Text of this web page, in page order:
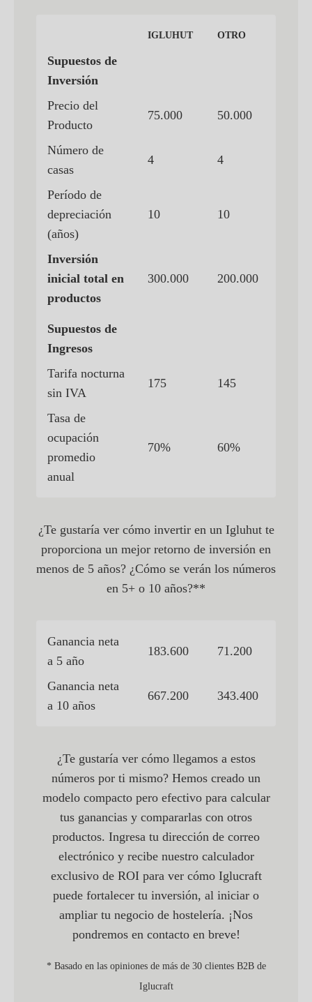
IGLUHUT OTRO
Supuestos de
Inversión
Precio del
Producto
75.000 50.000
Número de
casas
4 4
Período de
depreciación
(años)
10 10
Inversión
inicial total en
productos
300.000 200.000
Supuestos de
Ingresos
Tarifa nocturna
sin IVA
175 145
Tasa de
ocupación
promedio
anual
70% 60%
¿Te gustaría ver cómo invertir en un Igluhut te
proporciona un mejor retorno de inversión en
menos de 5 años? ¿Cómo se verán los números
en 5+ o 10 años?**
Ganancia neta
a 5 año
183.600 71.200
Ganancia neta
a 10 años
667.200 343.400
¿Te gustaría ver cómo llegamos a estos
números por ti mismo? Hemos creado un
modelo compacto pero efectivo para calcular
tus ganancias y compararlas con otros
productos. Ingresa tu dirección de correo
electrónico y recibe nuestro calculador
exclusivo de ROI para ver cómo Iglucraft
puede fortalecer tu inversión, al iniciar o
ampliar tu negocio de hostelería. ¡Nos
pondremos en contacto en breve!
* Basado en las opiniones de más de 30 clientes B2B de
Iglucraft